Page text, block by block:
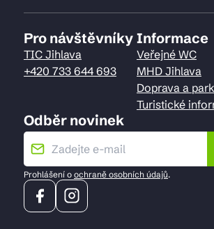
Pro návštěvníky
TIC Jihlava
+420 733 644 693
Informace
Veřejné WC
MHD Jihlava
Doprava a
Turistické
Odběr novinek
Prohlášení o ochraně osobních údajů.